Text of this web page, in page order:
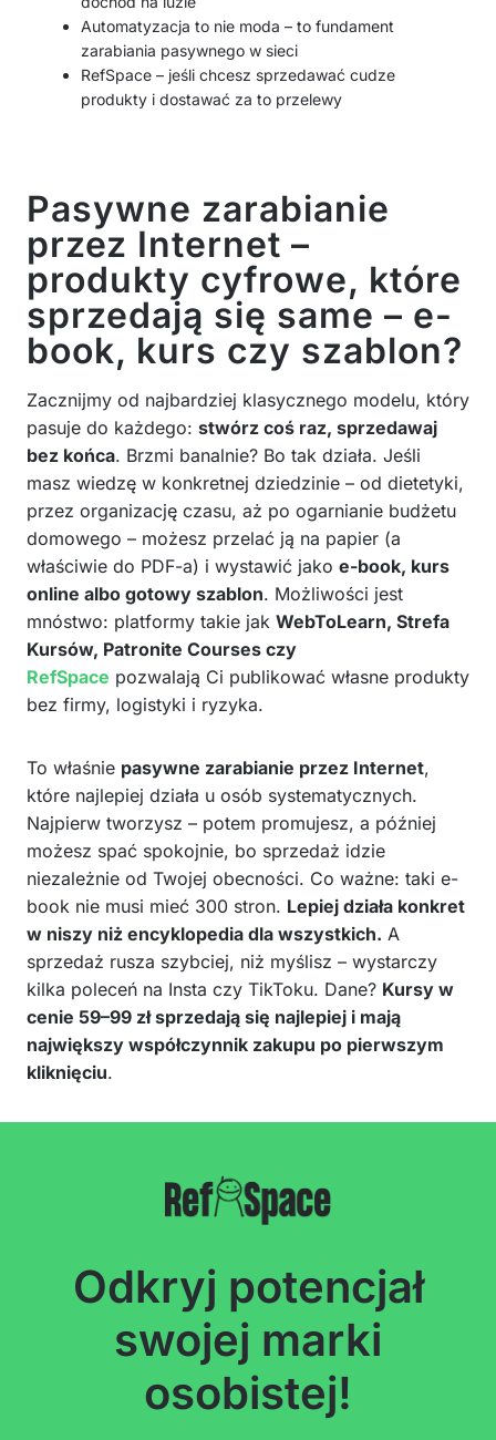
Automatyzacja to nie moda – to fundament
zarabiania pasywnego w sieci
RefSpace – jeśli chcesz sprzedawać cudze
produkty i dostawać za to przelewy
Pasywne zarabianie
przez Internet –
produkty cyfrowe, które
sprzedają się same – e-
book, kurs czy szablon?
Zacznijmy od najbardziej klasycznego modelu, który
pasuje do każdego: stwórz coś raz, sprzedawaj
bez końca. Brzmi banalnie? Bo tak działa. Jeśli
masz wiedzę w konkretnej dziedzinie – od dietetyki,
przez organizację czasu, aż po ogarnianie budżetu
domowego – możesz przelać ją na papier (a
właściwie do PDF-a) i wystawić jako e-book, kurs
online albo gotowy szablon. Możliwości jest
mnóstwo: platformy takie jak WebToLearn, Strefa
Kursów, Patronite Courses czy
RefSpace pozwalają Ci publikować własne produkty
bez firmy, logistyki i ryzyka.
To właśnie pasywne zarabianie przez Internet,
które najlepiej działa u osób systematycznych.
Najpierw tworzysz – potem promujesz, a później
możesz spać spokojnie, bo sprzedaż idzie
niezależnie od Twojej obecności. Co ważne: taki e-
book nie musi mieć 300 stron. Lepiej działa konkret
w niszy niż encyklopedia dla wszystkich. A
sprzedaż rusza szybciej, niż myślisz – wystarczy
kilka poleceń na Insta czy TikToku. Dane? Kursy w
cenie 59–99 zł sprzedają się najlepiej i mają
największy współczynnik zakupu po pierwszym
kliknięciu.
Odkryj potencjał
swojej marki
osobistej!